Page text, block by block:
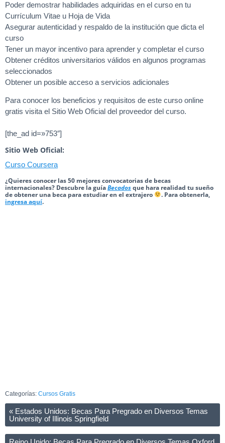
Poder demostrar habilidades adquiridas en el curso en tu
Currículum Vitae u Hoja de Vida
Asegurar autenticidad y respaldo de la institución que dicta el
curso
Tener un mayor incentivo para aprender y completar el curso
Obtener créditos universitarios válidos en algunos programas
seleccionados
Obtener un posible acceso a servicios adicionales
Para conocer los beneficios y requisitos de este curso online
gratis visita el Sitio Web Oficial del proveedor del curso.
[the_ad id=»753″]
Sitio Web Oficial:
Curso Coursera
¿Quieres conocer las 50 mejores convocatorias de becas
internacionales? Descubre la guíaBecadosque hara realidad tu sueño
de obtener una beca para estudiar en el extrajero
. Para obtenerla,
ingresa aquí.
Categorías: Cursos Gratis
« Estados Unidos: Becas Para Pregrado en Diversos Temas
University of Illinois Springfield